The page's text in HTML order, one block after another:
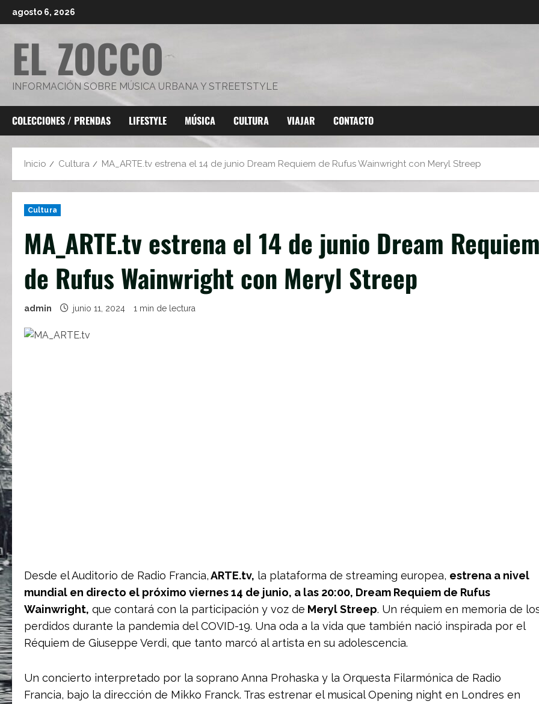
al
agosto 6, 2026
EL ZOCCO
INFORMACIÓN SOBRE MÚSICA URBANA Y STREETSTYLE
COLECCIONES / PRENDAS LIFESTYLE MÚSICA CULTURA VIAJAR CONTACTO
Inicio Cultura MA_ARTE.tv estrena el 14 de junio Dream Requiem de Rufus Wainwright con Meryl Streep
Cultura
MA_ARTE.tv estrena el 14 de junio Dream
de Rufus Wainwright con Meryl Streep
admin junio 11, 2024 1 min de lectura
Desde el Auditorio de Radio Francia,ARTE.tv, la plataforma de streaming europea, estrena a nivel
mundial en directo el próximo viernes 14 de junio, a las 20:00, Dream Requiem de Rufus
Wainwright, que contará con la participación y voz de Meryl Streep. Un réquiem en memoria de
perdidos durante la pandemia del COVID-19. Una oda a la vida que también nació inspirada por el
Réquiem de Giuseppe Verdi, que tanto marcó al artista en su adolescencia.
Un concierto interpretado por la soprano Anna Prohaska y la Orquesta Filarmónica de Radio
Francia, bajo la dirección de Mikko Franck. Tras estrenar el musical Opening night en Londres en